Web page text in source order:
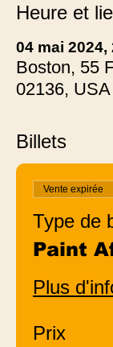
Heure et
04 mai 2024,
Boston, 55
02136, USA
Billets
Vente expirée
Type de
Paint
Plus
Prix